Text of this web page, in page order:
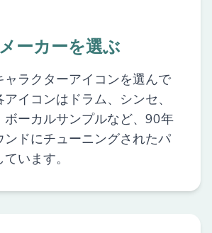
ーカーを選ぶ
ャラクターアイコンを選んで
イコンはドラム、シンセ、
ボーカルサンプルなど、90年
ンドにチューニングされたパ
います。